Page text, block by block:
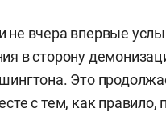
не вчера впервые
в сторону
Это
с тем, как правило,